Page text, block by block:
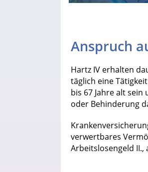
Anspruch
Hartz IV erhalten
täglich eine
bis 67 Jahre alt
oder Behinderung
verwertbares
Arbeitslosengeld